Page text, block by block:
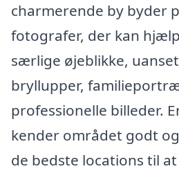
charmerende by byder
fotografer, der kan
særlige øjeblikke,
bryllupper,
professionelle billeder.
kender området godt
de bedste locations til